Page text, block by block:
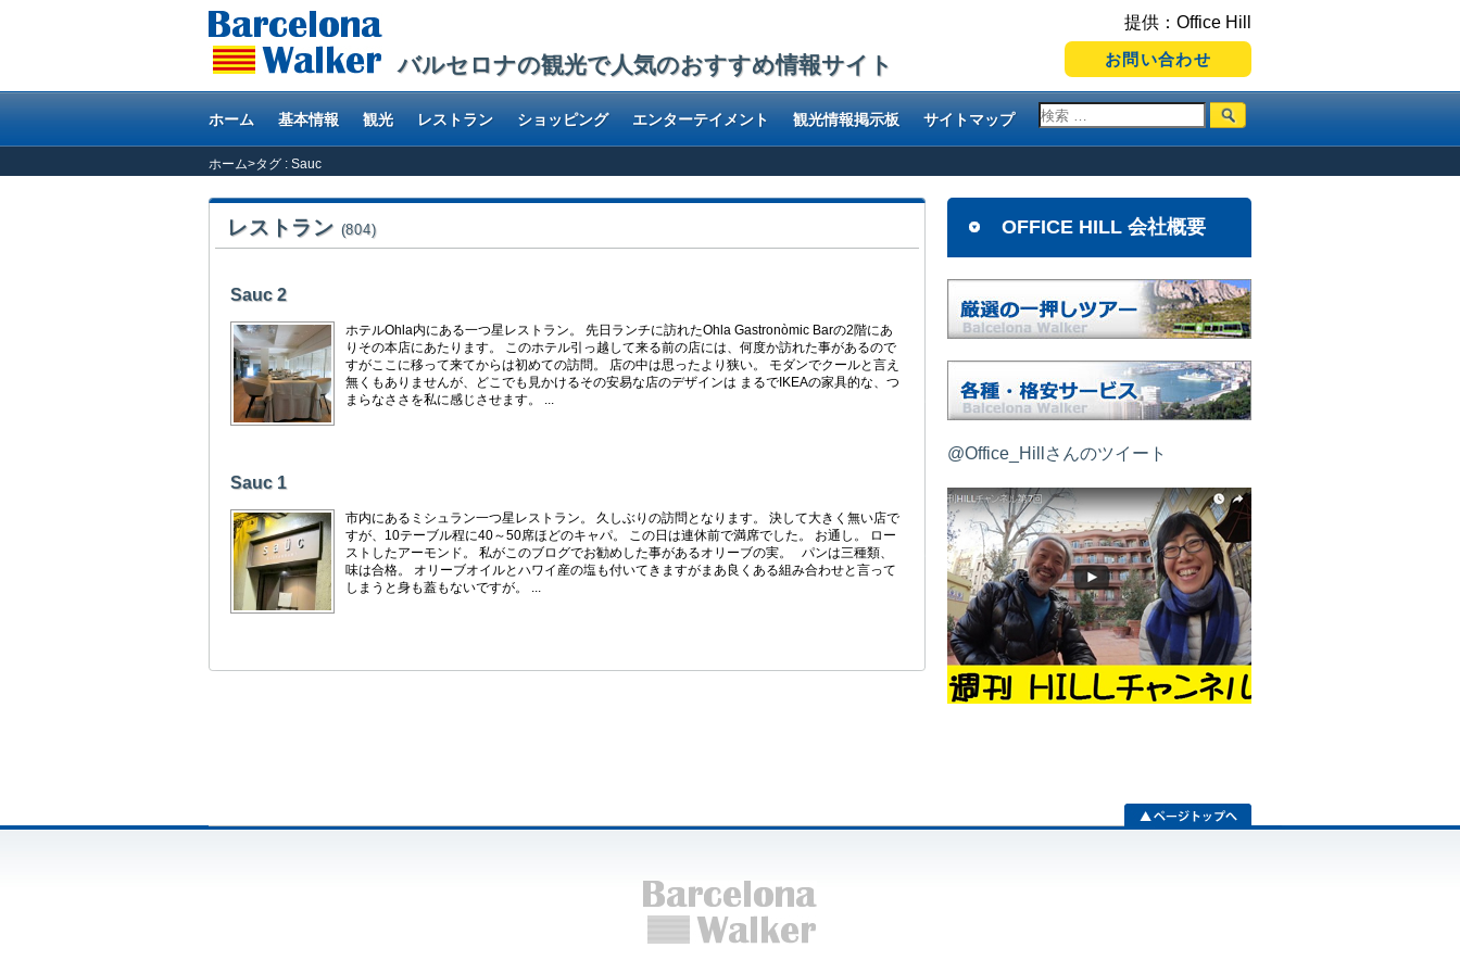
バルセロナの観光で人気のおすすめ情報サイト
提供：Office Hill
お問い合わせ
ホーム 基本情報 観光 レストラン ショッピング エンターテイメント 観光情報掲示板 サイトマップ
ホーム>タグ : Sauc
レストラン (804)
Sauc 2
ホテルOhla内にある一つ星レストラン。 先日ランチに訪れたOhla Gastronòmic Barの2階にあ
りその本店にあたります。 このホテル引っ越して来る前の店には、何度か訪れた事があるので
すがここに移って来てからは初めての訪問。 店の中は思ったより狭い。 モダンでクールと言え
無くもありませんが、どこでも見かけるその安易な店のデザインは まるでIKEAの家具的な、つ
まらなささを私に感じさせます。 ...
Sauc 1
市内にあるミシュラン一つ星レストラン。 久しぶりの訪問となります。 決して大きく無い店で
すが、10テーブル程に40～50席ほどのキャパ。 この日は連休前で満席でした。 お通し。 ロー
ストしたアーモンド。 私がこのブログでお勧めした事があるオリーブの実。 パンは三種類、
味は合格。 オリーブオイルとハワイ産の塩も付いてきますがまあ良くある組み合わせと言って
しまうと身も蓋もないですが。 ...
OFFICE HILL 会社概要
@Office_Hillさんのツイート